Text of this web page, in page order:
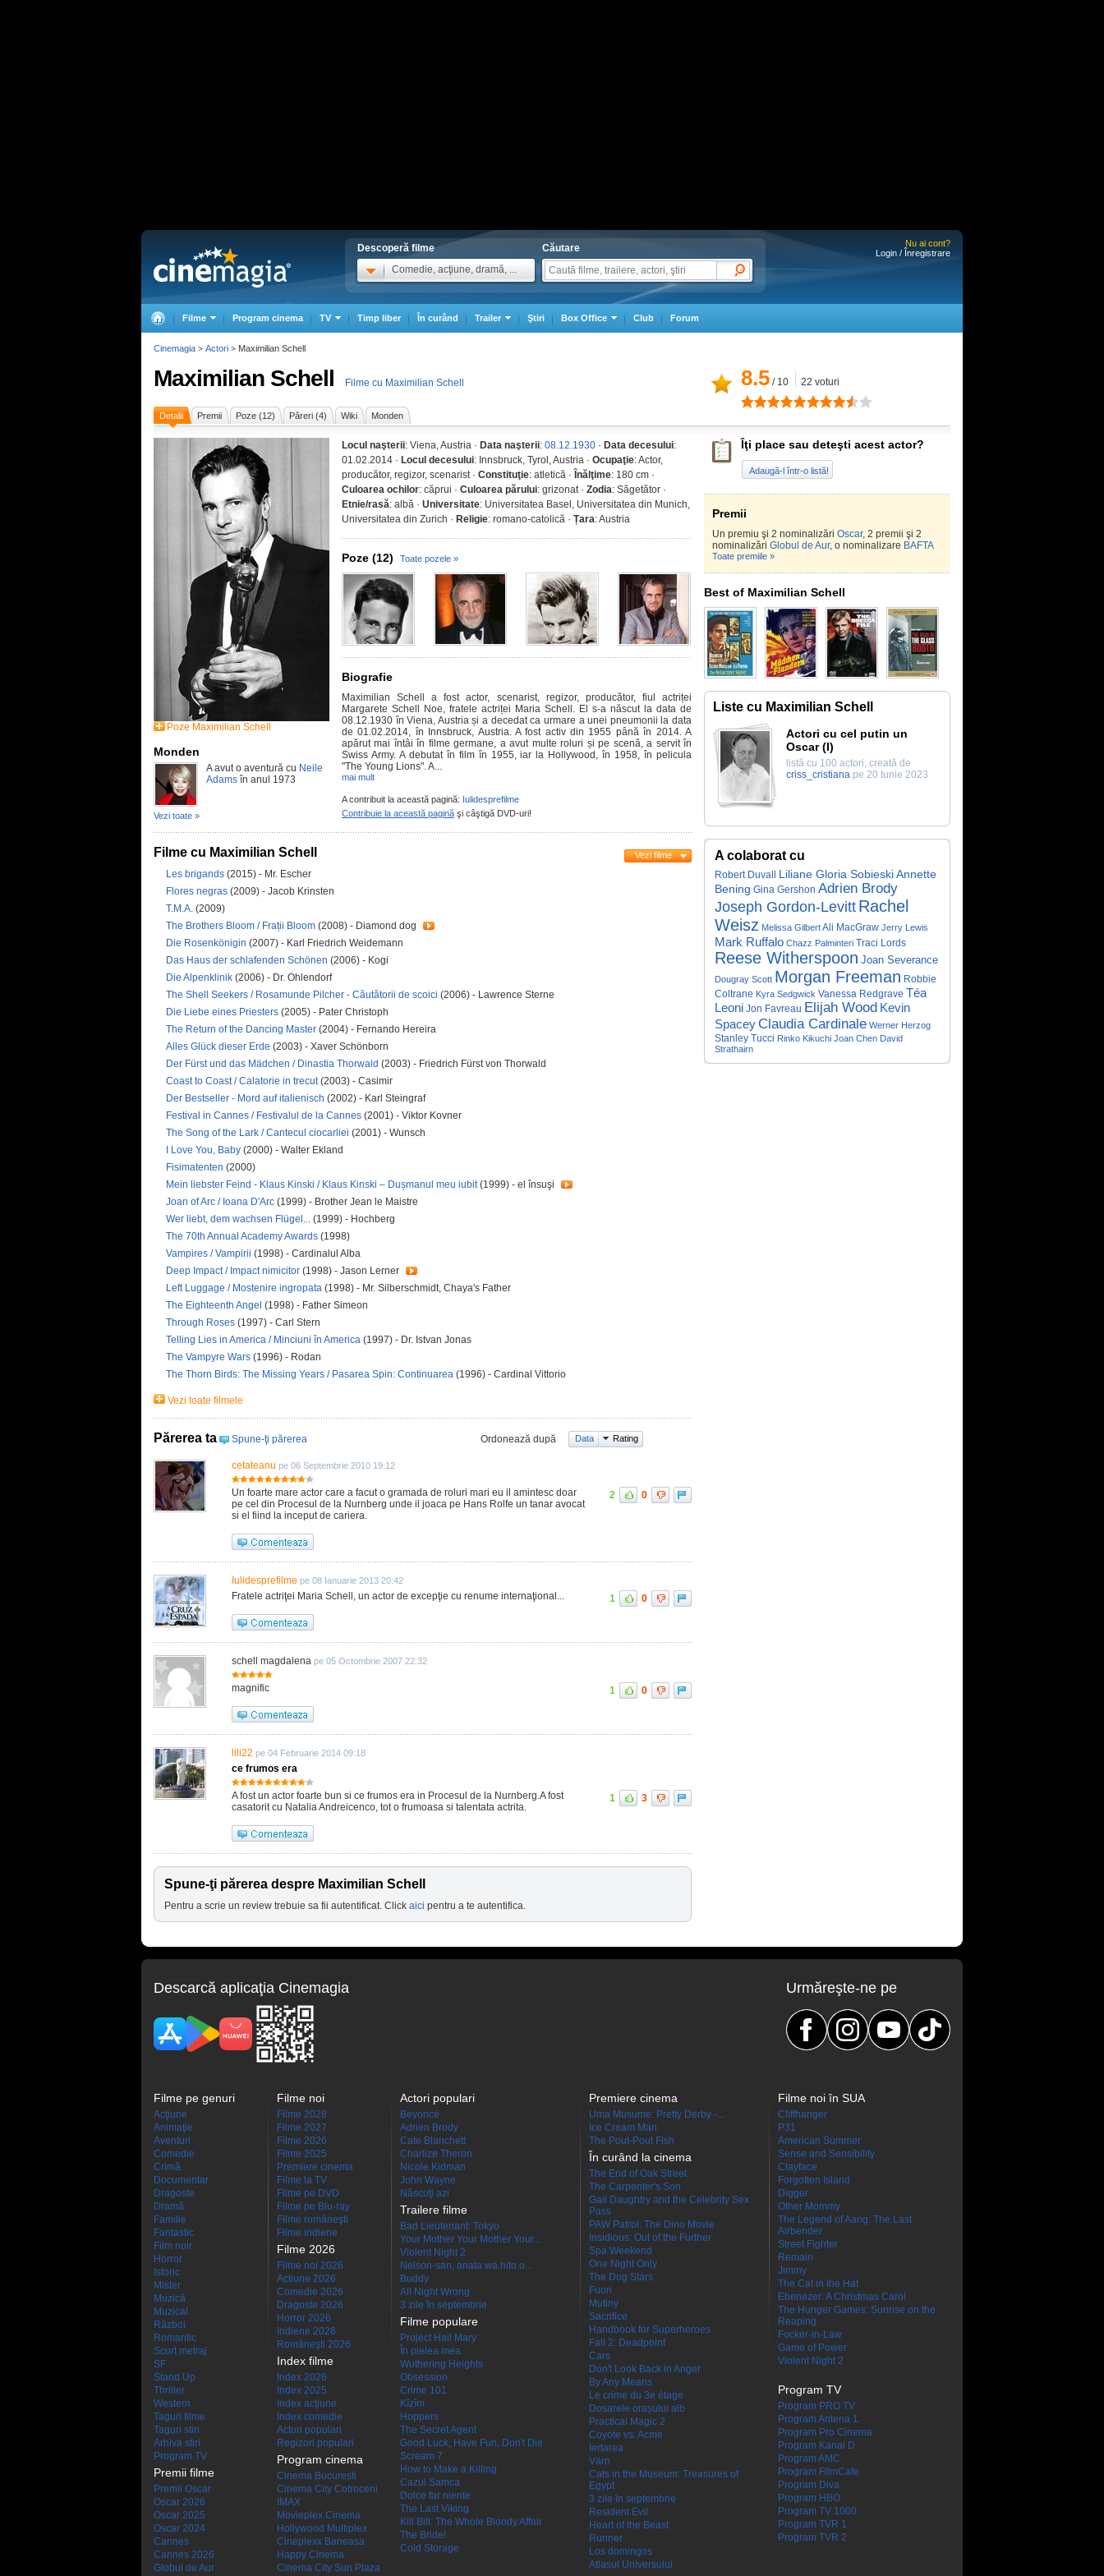
Descoperă filme
Comedie, acţiune, dramă, ...
Căutare
Nu ai cont?
Login / Înregistrare
Filme Program cinema TV Timp liber În curând Trailer Ştiri Box Office Club Forum
Maximilian Schell Filme cu Maximilian Schell 8.5 / 10 22 voturi
Detalii Premii Poze (12) Păreri (4) Wiki Monden
Poze Maximilian Schell
Monden
A avut o aventură cu Neile
Adams în anul 1973
Vezi toate »
Locul naşterii: Viena, Austria · Data naşterii: 08.12.1930 · Data decesului:
01.02.2014 · Locul decesului: Innsbruck, Tyrol, Austria · Ocupaţie: Actor,
producător, regizor, scenarist · Constituţie: atletică · Înălţime: 180 cm ·
Culoarea ochilor: căprui · Culoarea părului: grizonat · Zodia: Săgetător ·
Etnie/rasă: albă · Universitate: Universitatea Basel, Universitatea din Munich,
Universitatea din Zurich · Religie: romano-catolică · Țara: Austria
Poze (12) Toate pozele »
Biografie
Maximilian Schell a fost actor, scenarist, regizor, producător, fiul actriței
Margarete Schell Noe, fratele actriței Maria Schell. El s-a născut la data de
08.12.1930 în Viena, Austria și a decedat ca urmare a unei pneumonii la data
de 01.02.2014, în Innsbruck, Austria. A fost activ din 1955 până în 2014. A
apărut mai întâi în filme germane, a avut multe roluri și pe scenă, a servit în
Swiss Army. A debutat în film în 1955, iar la Hollywood, în 1958, în pelicula
"The Young Lions". A...
mai mult
A contribuit la această pagină: Iulidesprefilme
Contribuie la această pagină şi câştigă DVD-uri!
Filme cu Maximilian Schell Vezi filme
Les brigands (2015) - Mr. Escher
Flores negras (2009) - Jacob Krinsten
T.M.A. (2009)
The Brothers Bloom / Frații Bloom (2008) - Diamond dog
Die Rosenkönigin (2007) - Karl Friedrich Weidemann
Das Haus der schlafenden Schönen (2006) - Kogi
Die Alpenklinik (2006) - Dr. Ohlendorf
The Shell Seekers / Rosamunde Pilcher - Căutătorii de scoici (2006) - Lawrence Sterne
Die Liebe eines Priesters (2005) - Pater Christoph
The Return of the Dancing Master (2004) - Fernando Hereira
Alles Glück dieser Erde (2003) - Xaver Schönborn
Der Fürst und das Mädchen / Dinastia Thorwald (2003) - Friedrich Fürst von Thorwald
Coast to Coast / Calatorie in trecut(2003) - Casimir
Der Bestseller - Mord auf italienisch (2002) - Karl Steingraf
Festival in Cannes / Festivalul de la Cannes (2001) - Viktor Kovner
The Song of the Lark / Cantecul ciocarliei (2001) - Wunsch
I Love You, Baby (2000) - Walter Ekland
Fisimatenten (2000)
Mein liebster Feind - Klaus Kinski / Klaus Kinski – Dușmanul meu iubit(1999) - el însuşi
Joan of Arc / Ioana D'Arc (1999) - Brother Jean le Maistre
Wer liebt, dem wachsen Flügel... (1999) - Hochberg
The 70th Annual Academy Awards (1998)
Vampires / Vampirii (1998) - Cardinalul Alba
Deep Impact / Impact nimicitor (1998) - Jason Lerner
Left Luggage / Mostenire ingropata (1998) - Mr. Silberschmidt, Chaya's Father
The Eighteenth Angel (1998) - Father Simeon
Through Roses (1997) - Carl Stern
Telling Lies in America / Minciuni în America (1997) - Dr. Istvan Jonas
The Vampyre Wars (1996) - Rodan
The Thorn Birds: The Missing Years / Pasarea Spin: Continuarea (1996) - Cardinal Vittorio
Vezi toate filmele
Părerea ta Spune-ţi părerea Ordonează după Data Rating
cetateanu pe 06 Septembrie 2010 19:12
Un foarte mare actor care a facut o gramada de roluri mari eu il amintesc doar
pe cel din Procesul de la Nurnberg unde il joaca pe Hans Rolfe un tanar avocat
si el fiind la inceput de cariera.
2 0
Iulidesprefilme pe 08 Ianuarie 2013 20:42
Fratele actriţei Maria Schell, un actor de excepţie cu renume internaţional... 1 0
schell magdalena pe 05 Octombrie 2007 22:32
magnific 1 0
lili22 pe 04 Februarie 2014 09:18
ce frumos era
A fost un actor foarte bun si ce frumos era in Procesul de la Nurnberg.A fost
casatorit cu Natalia Andreicenco, tot o frumoasa si talentata actrita.
1 3
Spune-ţi părerea despre Maximilian Schell
Pentru a scrie un review trebuie sa fii autentificat. Click aici pentru a te autentifica.
Îţi place sau deteşti acest actor?
Adaugă-l într-o listă!
Premii
Un premiu şi 2 nominalizări Oscar, 2 premii şi 2
nominalizări Globul de Aur, o nominalizare BAFTA
Toate premiile »
Best of Maximilian Schell
Liste cu Maximilian Schell
Actori cu cel putin un
Oscar (I)
listă cu 100 actori, creată de
criss_cristiana pe 20 Iunie 2023
A colaborat cu
Robert Duvall Liliane Gloria Sobieski Annette
Bening Gina Gershon Adrien Brody
Joseph Gordon-Levitt Rachel
Weisz Melissa GilbertAli MacGraw Jerry Lewis
Mark Ruffalo Chazz Palminteri Traci Lords
Reese Witherspoon Joan Severance
Dougray Scott Morgan Freeman Robbie
Coltrane Kyra Sedgwick Vanessa Redgrave Téa
Leoni Jon Favreau Elijah Wood Kevin
Spacey Claudia Cardinale Werner Herzog
Stanley Tucci Rinko Kikuchi Joan Chen David
Strathairn
Cinemagia > Actori > Maximilian Schell
Descarcă aplicaţia Cinemagia Urmăreşte-ne pe
Filme pe genuri
Acţiune
Animaţie
Aventuri
Comedie
Crimă
Documentar
Dragoste
Dramă
Familie
Fantastic
Film noir
Horror
Istoric
Mister
Muzică
Muzical
Război
Romantic
Scurt metraj
SF
Stand Up
Thriller
Western
Taguri filme
Taguri stiri
Arhiva stiri
Program TV
Premii filme
Premii Oscar
Oscar 2026
Oscar 2025
Oscar 2024
Cannes
Cannes 2026
Globul de Aur
Filme noi
Filme 2028
Filme 2027
Filme 2026
Filme 2025
Premiere cinema
Filme la TV
Filme pe DVD
Filme pe Blu-ray
Filme româneşti
Filme indiene
Filme 2026
Filme noi 2026
Actiune 2026
Comedie 2026
Dragoste 2026
Horror 2026
Indiene 2026
Româneşti 2026
Index filme
Index 2026
Index 2025
Index acţiune
Index comedie
Actori populari
Regizori populari
Program cinema
Cinema Bucuresti
Cinema City Cotroceni
IMAX
Movieplex Cinema
Hollywood Multiplex
Cineplexx Baneasa
Happy Cinema
Cinema City Sun Plaza
Actori populari
Beyoncé
Adrien Brody
Cate Blanchett
Charlize Theron
Nicole Kidman
John Wayne
Născuţi azi
Trailere filme
Bad Lieutenant: Tokyo
Your Mother Your Mother Your...
Violent Night 2
Nelson-san, anata wa hito o...
Buddy
All Night Wrong
3 zile în septembrie
Filme populare
Project Hail Mary
În pielea mea
Wuthering Heights
Obsession
Crime 101
Kîzîm
Hoppers
The Secret Agent
Good Luck, Have Fun, Don't Die
Scream 7
How to Make a Killing
Cazul Samca
Dolce far niente
The Last Viking
Kill Bill: The Whole Bloody Affair
The Bride!
Cold Storage
Premiere cinema
Uma Musume: Pretty Derby -...
Ice Cream Man
The Pout-Pout Fish
În curând la cinema
The End of Oak Street
The Carpenter's Son
Gail Daughtry and the Celebrity Sex
Pass
PAW Patrol: The Dino Movie
Insidious: Out of the Further
Spa Weekend
One Night Only
The Dog Stars
Fuori
Mutiny
Sacrifice
Handbook for Superheroes
Fall 2: Deadpoint
Cars
Don't Look Back in Anger
By Any Means
Le crime du 3e étage
Dosarele orașului alb
Practical Magic 2
Coyote vs. Acme
Iertarea
Värn
Cats in the Museum: Treasures of
Egypt
3 zile în septembrie
Resident Evil
Heart of the Beast
Runner
Los domingos
Atlasul Universului
Filme noi în SUA
Cliffhanger
P31
American Summer
Sense and Sensibility
Clayface
Forgotten Island
Digger
Other Mommy
The Legend of Aang: The Last
Airbender
Street Fighter
Remain
Jimmy
The Cat in the Hat
Ebenezer: A Christmas Carol
The Hunger Games: Sunrise on the
Reaping
Focker-in-Law
Game of Power
Violent Night 2
Program TV
Program PRO TV
Program Antena 1
Program Pro Cinema
Program Kanal D
Program AMC
Program FilmCafe
Program Diva
Program HBO
Program TV 1000
Program TVR 1
Program TVR 2